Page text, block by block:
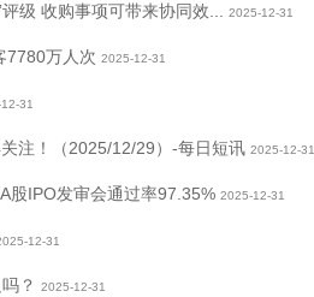
级 收购事项可带来协同效... 2025-12-31
7780万人次 2025-12-31
31
注！（2025/12/29）-每日短讯 2025-12-31
股IPO发审会通过率97.35% 2025-12-31
12-31
？ 2025-12-31